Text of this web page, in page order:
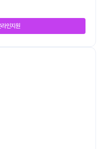
라인지원